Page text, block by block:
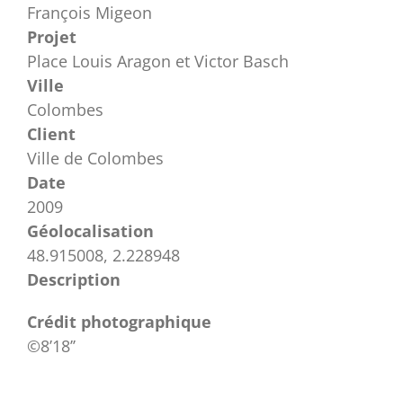
François Migeon
Projet
Place Louis Aragon et Victor Basch
Ville
Colombes
Client
Ville de Colombes
Date
2009
Géolocalisation
48.915008, 2.228948
Description
Crédit photographique
©8’18’’